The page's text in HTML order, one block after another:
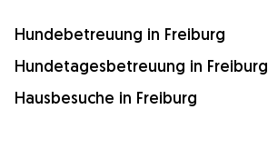
Hundebetreuung in Freiburg
Hundetagesbetreuung in Freiburg
Hausbesuche in Freiburg